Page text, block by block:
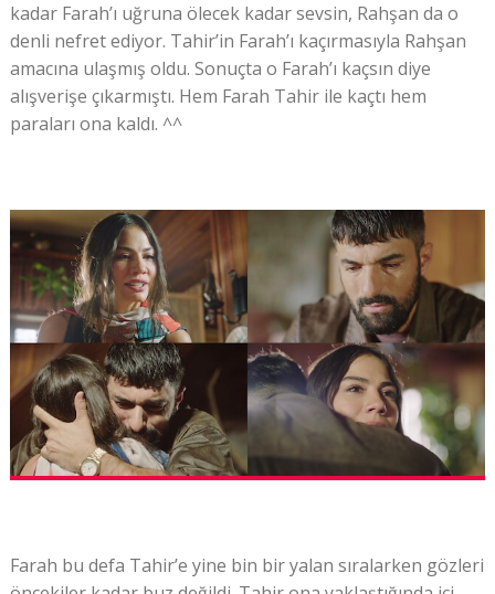
kadar Farah’ı uğruna ölecek kadar sevsin, Rahşan da o
denli nefret ediyor. Tahir’in Farah’ı kaçırmasıyla Rahşan
amacına ulaşmış oldu. Sonuçta o Farah’ı kaçsın diye
alışverişe çıkarmıştı. Hem Farah Tahir ile kaçtı hem
paraları ona kaldı. ^^
Farah bu defa Tahir’e yine bin bir yalan sıralarken gözleri